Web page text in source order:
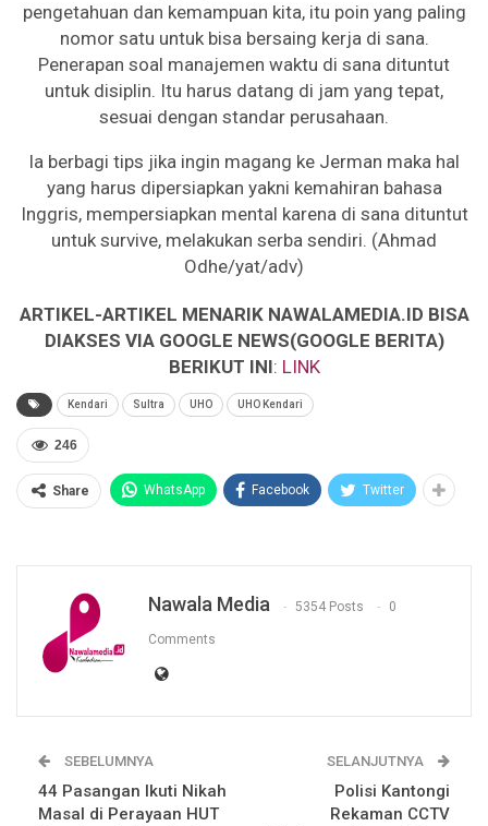
pengetahuan dan kemampuan kita, itu poin yang paling
nomor satu untuk bisa bersaing kerja di sana.
Penerapan soal manajemen waktu di sana dituntut
untuk disiplin. Itu harus datang di jam yang tepat,
sesuai dengan standar perusahaan.
Ia berbagi tips jika ingin magang ke Jerman maka hal
yang harus dipersiapkan yakni kemahiran bahasa
Inggris, mempersiapkan mental karena di sana dituntut
untuk survive, melakukan serba sendiri. (Ahmad
Odhe/yat/adv)
ARTIKEL-ARTIKEL MENARIK NAWALAMEDIA.ID BISA
DIAKSES VIA GOOGLE NEWS(GOOGLE BERITA)
BERIKUT INI: LINK
Kendari Sultra UHO UHO Kendari
246
Share WhatsApp Facebook Twitter
Nawala Media 5354 Posts 0
Comments
SEBELUMNYA
44 Pasangan Ikuti Nikah
Masal di Perayaan HUT
SELANJUTNYA
Polisi Kantongi
Rekaman CCTV